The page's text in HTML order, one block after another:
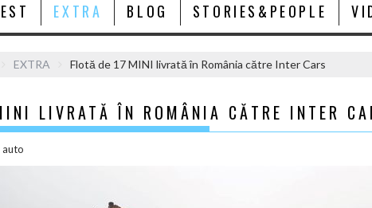
EXTRA BLOG STORIES&PEOPLE
EXTRA Flotă de 17 MINI livrată în România către Inter Cars
LIVRATĂ ÎN ROMÂNIA CĂTRE INTER
auto